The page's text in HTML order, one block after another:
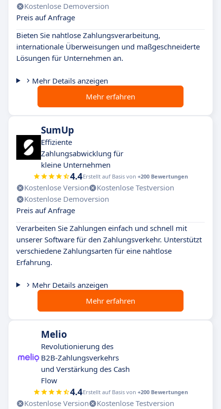
Kostenlose Demoversion
Preis auf Anfrage
Bieten Sie nahtlose Zahlungsverarbeitung,
internationale Überweisungen und maßgeschneiderte
Lösungen für Unternehmen an.
Mehr Details anzeigen
Mehr erfahren
SumUp
Effiziente
Zahlungsabwicklung für
kleine Unternehmen
4.4Erstellt auf Basis von +200 Bewertungen
Kostenlose Version
Kostenlose Testversion
Kostenlose Demoversion
Preis auf Anfrage
Verarbeiten Sie Zahlungen einfach und schnell mit
unserer Software für den Zahlungsverkehr. Unterstützt
verschiedene Zahlungsarten für eine nahtlose
Erfahrung.
Mehr Details anzeigen
Mehr erfahren
Melio
Revolutionierung des
B2B-Zahlungsverkehrs
und Verstärkung des Cash
Flow
4.4Erstellt auf Basis von +200 Bewertungen
Kostenlose Version
Kostenlose Testversion